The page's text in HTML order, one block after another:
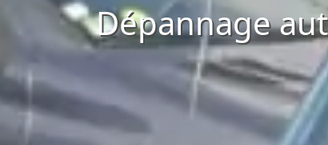
Dépannage